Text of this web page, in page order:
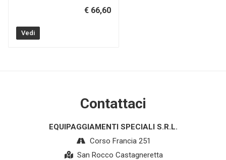
€ 66,60
Vedi
Contattaci
EQUIPAGGIAMENTI SPECIALI S.R.L.
Corso Francia 251
San Rocco Castagneretta